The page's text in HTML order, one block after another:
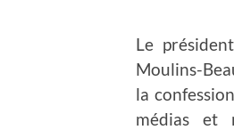
Le
Moulins-
la
médias et